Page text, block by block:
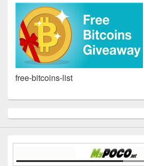
free-bitcoins-list
Sidebar
Widget